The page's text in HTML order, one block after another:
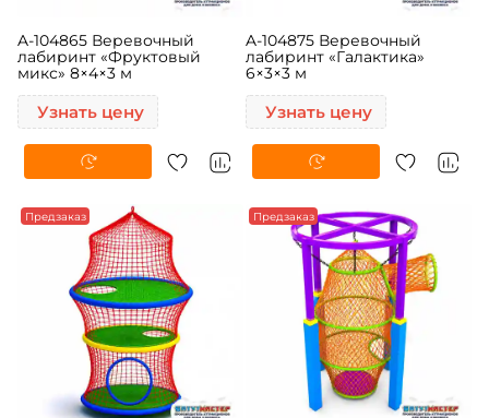
A-104865 Веревочный
лабиринт «Фруктовый
микс» 8×4×3 м
Узнать цену
A-104875 Веревочный
лабиринт «Галактика»
6×3×3 м
Узнать цену
Предзаказ Предзаказ